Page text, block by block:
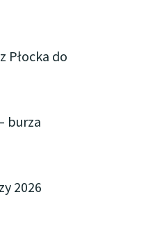
Płocka do
burza
2026